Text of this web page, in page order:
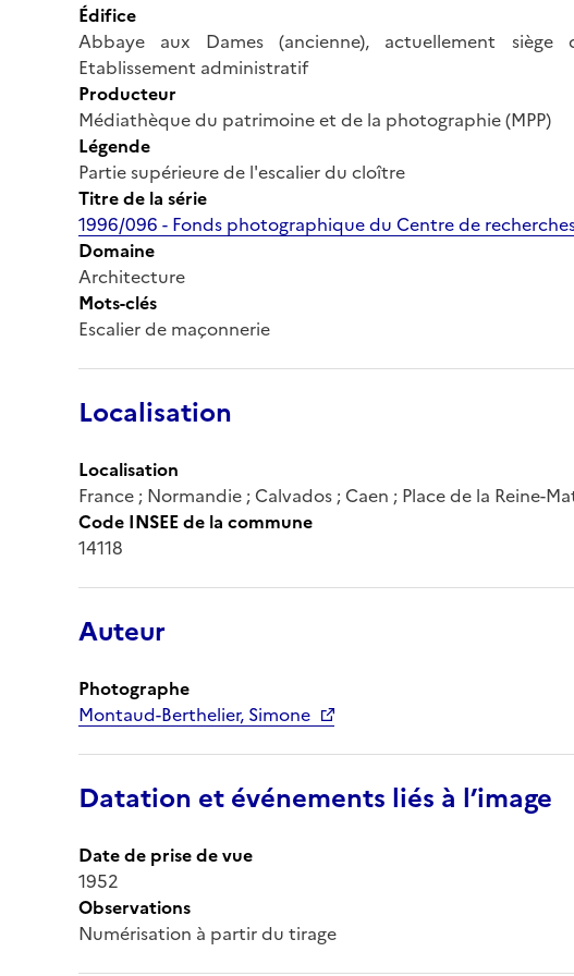
Édifice
Abbaye aux Dames (ancienne), actuellement siège
Etablissement administratif
Producteur
Médiathèque du patrimoine et de la photographie (MPP)
Légende
Partie supérieure de l'escalier du cloître
Titre de la série
1996/096 - Fonds photographique du Centre de
Domaine
Architecture
Mots-clés
Escalier de maçonnerie
Localisation
Localisation
France ; Normandie ; Calvados ; Caen ; Place de la Reine-
Code INSEE de la commune
14118
Auteur
Photographe
Montaud-Berthelier, Simone
Datation et événements liés à l’image
Date de prise de vue
1952
Observations
Numérisation à partir du tirage